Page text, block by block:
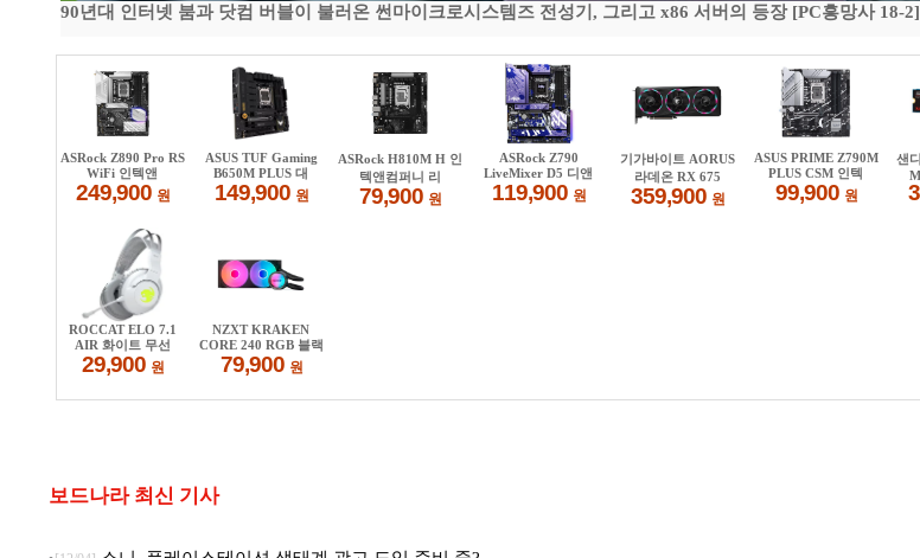
90년대 인터넷 붐과 닷컴 버블이 불러온 썬마이크로시스템즈 전성기, 그리고 x86 서버의 등장 [PC흥망사 18-2]
보드나라 최신 기사